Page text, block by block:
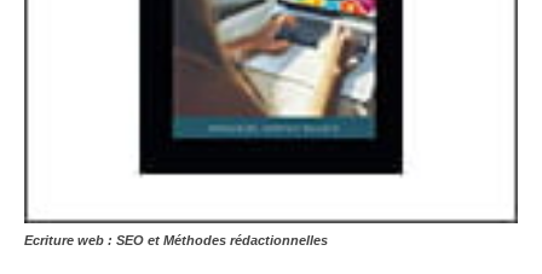
Ecriture web : SEO et Méthodes rédactionnelles